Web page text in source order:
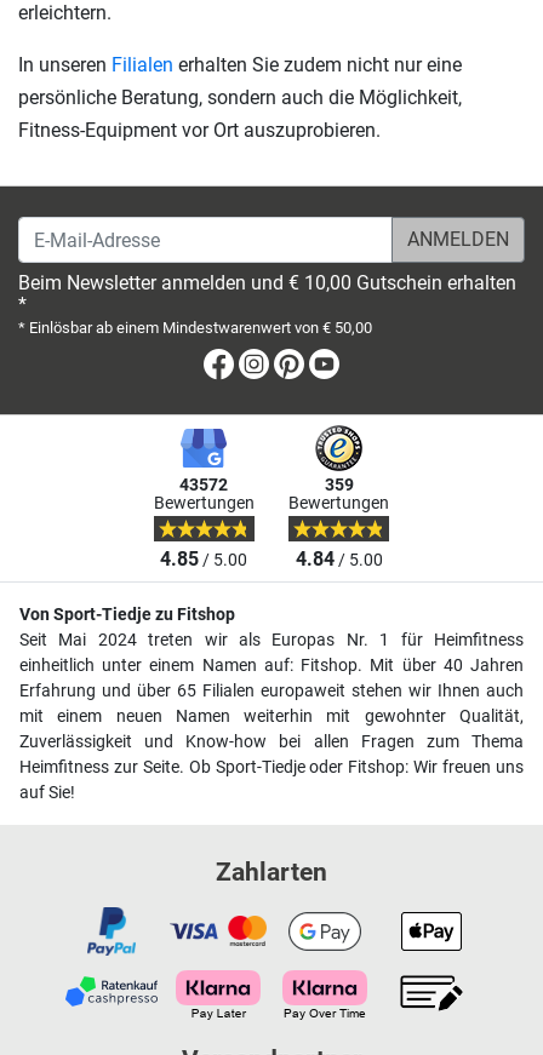
erleichtern.
In unseren Filialen erhalten Sie zudem nicht nur eine
persönliche Beratung, sondern auch die Möglichkeit,
Fitness-Equipment vor Ort auszuprobieren.
E-Mail-Adresse
Beim Newsletter anmelden und € 10,00 Gutschein erhalten
*
* Einlösbar ab einem Mindestwarenwert von € 50,00
Facebook
Instagram
Pinterest
43572
Bewertungen
4.85/ 5.00
359
Bewertungen
4.84/ 5.00
Von Sport-Tiedje zu Fitshop
Seit Mai 2024 treten wir als Europas Nr. 1 für Heimfitness
einheitlich unter einem Namen auf: Fitshop. Mit über 40 Jahren
Erfahrung und über 65 Filialen europaweit stehen wir Ihnen auch
mit einem neuen Namen weiterhin mit gewohnter Qualität,
Zuverlässigkeit und Know-how bei allen Fragen zum Thema
Heimfitness zur Seite. Ob Sport-Tiedje oder Fitshop: Wir freuen uns
auf Sie!
Zahlarten